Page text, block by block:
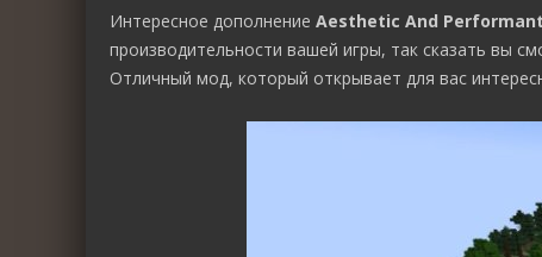
Интересное дополнение Aesthetic And Performant
производительности вашей игры, так сказать вы
Отличный мод, который открывает для вас